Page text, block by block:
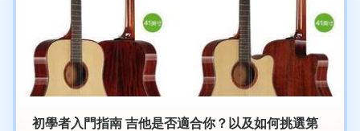
初學者入門指南 吉他是否適合你？以及如何挑選第